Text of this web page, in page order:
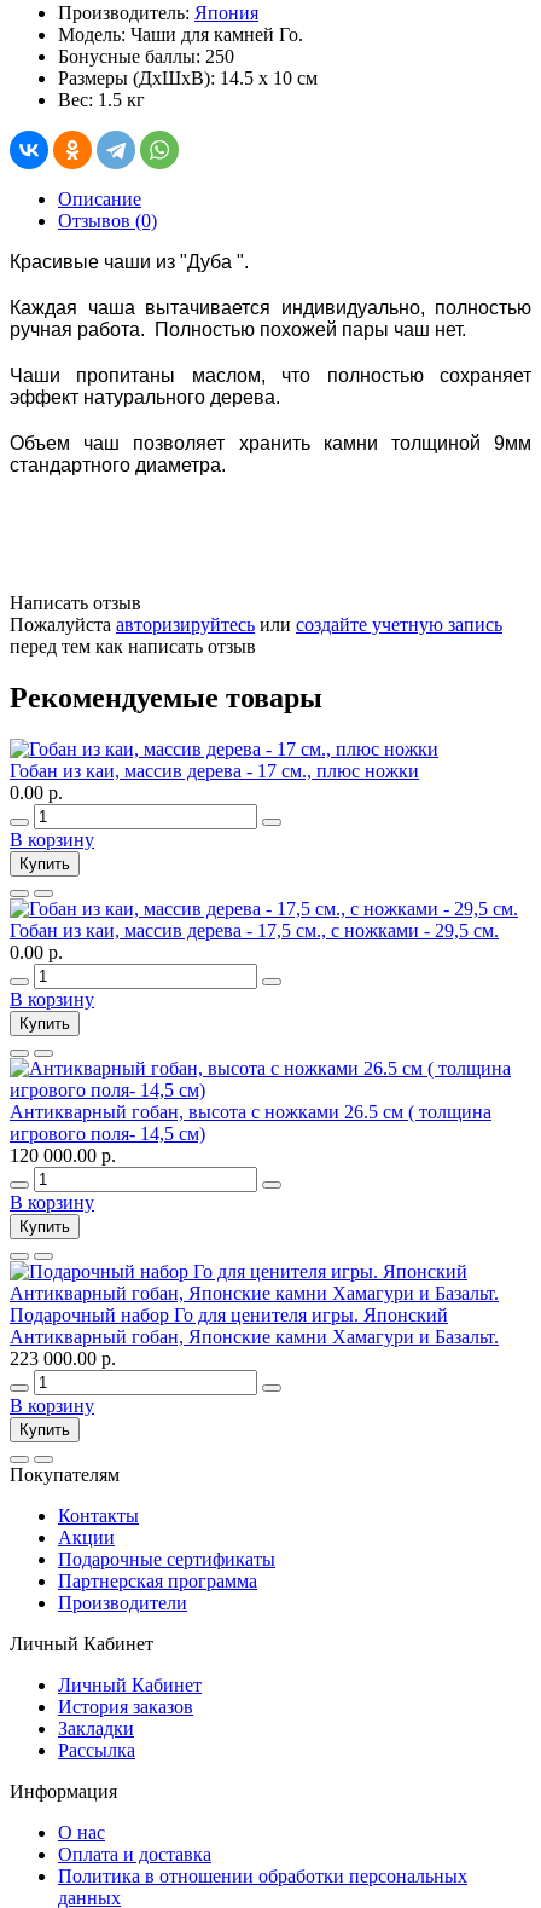
Производитель: Япония
Модель: Чаши для камней Го.
Бонусные баллы: 250
Размеры (ДхШхВ): 14.5 x 10 см
Вес: 1.5 кг
Описание
Отзывов (0)
Красивые чаши из "Дуба ".
Каждая чаша вытачивается индивидуально, полностью
ручная работа. Полностью похожей пары чаш нет.
Чаши пропитаны маслом, что полностью сохраняет
эффект натурального дерева.
Объем чаш позволяет хранить камни толщиной 9мм
стандартного диаметра.
Написать отзыв
Пожалуйста авторизируйтесь или создайте учетную запись
перед тем как написать отзыв
Рекомендуемые товары
Гобан из каи, массив дерева - 17 см., плюс ножки
0.00 р.
В корзину
Купить
Гобан из каи, массив дерева - 17,5 см., c ножками - 29,5 см.
0.00 р.
В корзину
Купить
Антикварный гобан, высота с ножками 26.5 см ( толщина
игрового поля- 14,5 см)
120 000.00 р.
В корзину
Купить
Подарочный набор Го для ценителя игры. Японский
Антикварный гобан, Японские камни Хамагури и Базальт.
223 000.00 р.
В корзину
Купить
Покупателям
Контакты
Акции
Подарочные сертификаты
Партнерская программа
Производители
Личный Кабинет
Личный Кабинет
История заказов
Закладки
Рассылка
Информация
О нас
Оплата и доставка
Политика в отношении обработки персональных
данных